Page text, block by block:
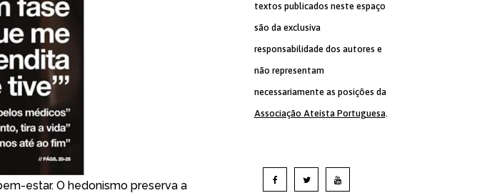
estar. O hedonismo preserva a
textos publicados neste espaço
são da exclusiva
responsabilidade dos autores e
não representam
necessariamente as posições da
Associação Ateísta Portuguesa.